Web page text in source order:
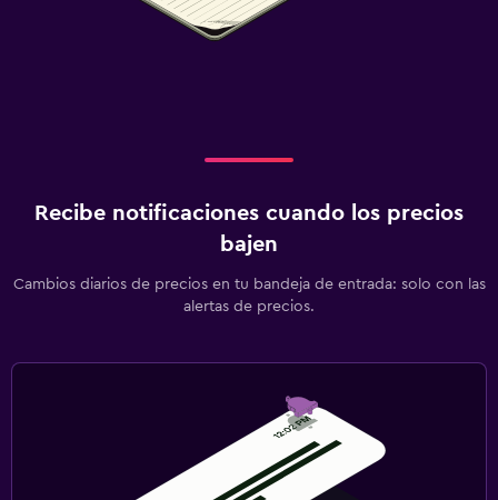
Recibe notificaciones cuando los precios
bajen
Cambios diarios de precios en tu bandeja de entrada: solo con las
alertas de precios.